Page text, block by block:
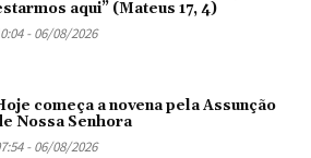
aqui” (Mateus 17, 4)
- 06/08/2026
começa a novena pela Assunção
Nossa Senhora
- 06/08/2026